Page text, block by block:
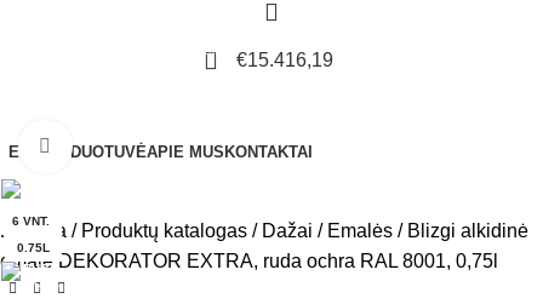
1612 €15.416,19
EL. PARDUOTUVĖAPIE MUS KONTAKTAI
6 VNT.
0.75L
Click to enlarge
Pradžia Produktų katalogas Dažai Emalės
Blizgi alkidinė
emalė DEKORATOR EXTRA, ruda ochra RAL 8001, 0,75l